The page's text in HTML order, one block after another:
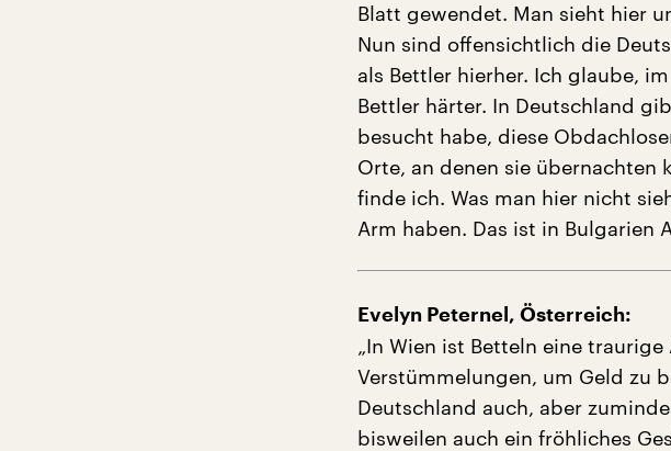
Blatt gewendet. Man sieht hier
Nun sind offensichtlich die
als Bettler hierher. Ich glaube,
Bettler härter. In Deutschland
besucht habe, diese
Orte, an denen sie übernachten
finde ich. Was man hier nicht
Arm haben. Das ist in Bulgarien
Evelyn Peternel, Österreich:
„In Wien ist Betteln eine
Verstümmelungen, um Geld zu
Deutschland auch, aber
bisweilen auch ein fröhliches